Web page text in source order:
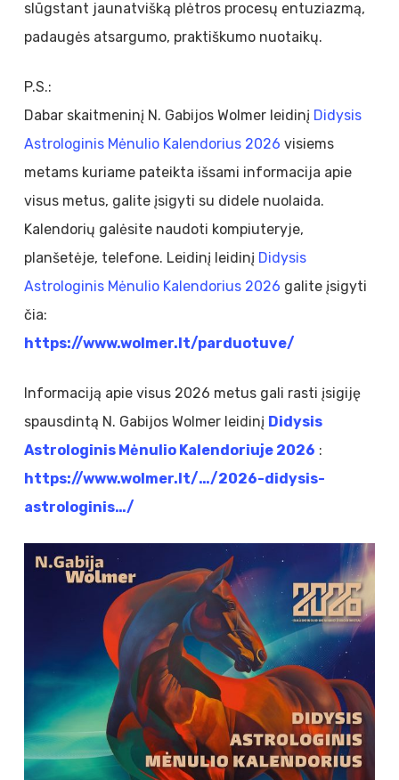
slūgstant jaunatvišką plėtros procesų entuziazmą,
padaugės atsargumo, praktiškumo nuotaikų.
P.S.:
Dabar skaitmeninį N. Gabijos Wolmer leidinį Didysis
Astrologinis Mėnulio Kalendorius 2026 visiems
metams kuriame pateikta išsami informacija apie
visus metus, galite įsigyti su didele nuolaida.
Kalendorių galėsite naudoti kompiuteryje,
planšetėje, telefone. Leidinį leidinį Didysis
Astrologinis Mėnulio Kalendorius 2026 galite įsigyti
čia:
https://www.wolmer.lt/parduotuve/
Informaciją apie visus 2026 metus gali rasti įsigiję
spausdintą N. Gabijos Wolmer leidinį Didysis
Astrologinis Mėnulio Kalendoriuje 2026 :
https://www.wolmer.lt/…/2026-didysis-
astrologinis…/